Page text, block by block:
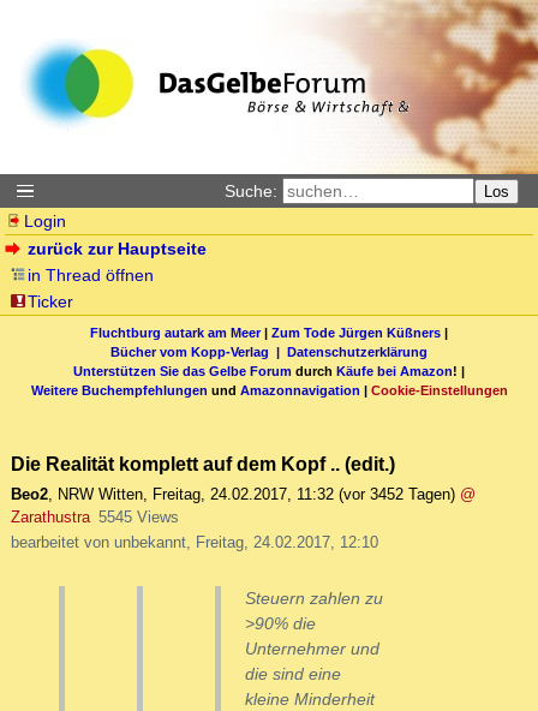
Suche: Los
Login
zurück zur Hauptseite
in Thread öffnen
Ticker
Fluchtburg autark am Meer| Zum Tode Jürgen Küßners |
Bücher vom Kopp-Verlag | Datenschutzerklärung
Unterstützen Sie das Gelbe Forum durch Käufe bei Amazon! |
Weitere Buchempfehlungen und Amazonnavigation | Cookie-Einstellungen
Die Realität komplett auf dem Kopf .. (edit.)
Beo2, NRW Witten, Freitag, 24.02.2017, 11:32 (vor 3452 Tagen) @
Zarathustra 5545 Views
bearbeitet von unbekannt, Freitag, 24.02.2017, 12:10
Steuern zahlen zu
>90% die
Unternehmer und
die sind eine
kleine Minderheit